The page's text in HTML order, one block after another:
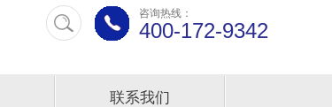
咨询热线：
400-172-9342
联系我们